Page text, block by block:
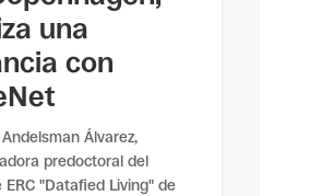
una
con
Álvarez,
predoctoral del
ERC "Datafied Living" de